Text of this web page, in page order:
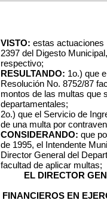
VISTO: estas actuaciones
2397 del Digesto
respectivo;
RESULTANDO: 1o.) que
Resolución No. 8752/87
montos de las multas que
departamentales;
2o.) que el Servicio de
de una multa por
CONSIDERANDO: que
de 1995, el Intendente
Director General del
facultad de aplicar multas;
EL DIRECTOR
FINANCIEROS EN